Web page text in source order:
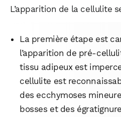
L’apparition de la cellulite
La première étape est
l’apparition de pré-
tissu adipeux est
cellulite est
des ecchymoses
bosses et des